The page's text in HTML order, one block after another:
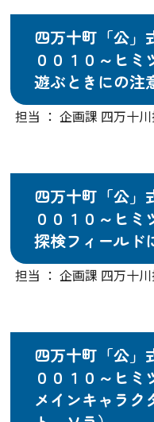
四万十町「公」
００１０～ヒ
遊ぶときにの注
担当 ： 企画課 四万十
四万十町「公」
００１０～ヒ
探検フィールド
担当 ： 企画課 四万十
四万十町「公」
００１０～ヒ
メインキャラク